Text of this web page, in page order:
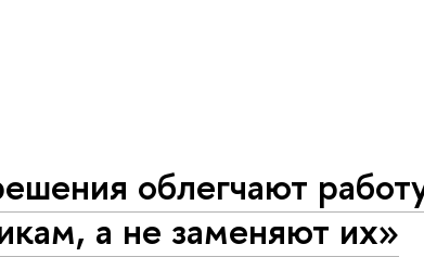
облегчают
а не заменяют их»